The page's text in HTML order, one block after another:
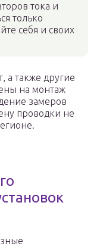
тока и
только
себя и своих
а также другие
на монтаж
замеров
проводки не